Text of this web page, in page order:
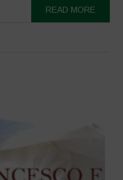
READ MORE